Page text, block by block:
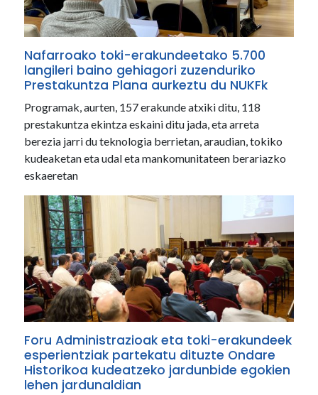
Nafarroako toki-erakundeetako 5.700
langileri baino gehiagori zuzenduriko
Prestakuntza Plana aurkeztu du NUKFk
Programak, aurten, 157 erakunde atxiki ditu, 118
prestakuntza ekintza eskaini ditu jada, eta arreta
berezia jarri du teknologia berrietan, araudian, tokiko
kudeaketan eta udal eta mankomunitateen berariazko
eskaeretan
Foru Administrazioak eta toki-erakundeek
esperientziak partekatu dituzte Ondare
Historikoa kudeatzeko jardunbide egokien
lehen jardunaldian